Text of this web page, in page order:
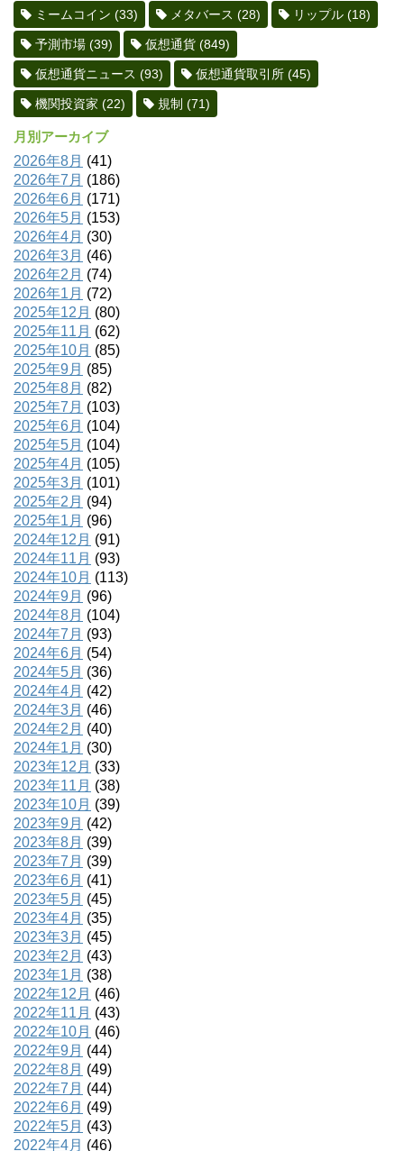
ミームコイン (33) メタバース (28) リップル (18)
予測市場 (39) 仮想通貨 (849)
仮想通貨ニュース (93) 仮想通貨取引所 (45)
機関投資家 (22) 規制 (71)
月別アーカイブ
2026年8月 (41)
2026年7月 (186)
2026年6月 (171)
2026年5月 (153)
2026年4月 (30)
2026年3月 (46)
2026年2月 (74)
2026年1月 (72)
2025年12月 (80)
2025年11月 (62)
2025年10月 (85)
2025年9月 (85)
2025年8月 (82)
2025年7月 (103)
2025年6月 (104)
2025年5月 (104)
2025年4月 (105)
2025年3月 (101)
2025年2月 (94)
2025年1月 (96)
2024年12月 (91)
2024年11月 (93)
2024年10月 (113)
2024年9月 (96)
2024年8月 (104)
2024年7月 (93)
2024年6月 (54)
2024年5月 (36)
2024年4月 (42)
2024年3月 (46)
2024年2月 (40)
2024年1月 (30)
2023年12月 (33)
2023年11月 (38)
2023年10月 (39)
2023年9月 (42)
2023年8月 (39)
2023年7月 (39)
2023年6月 (41)
2023年5月 (45)
2023年4月 (35)
2023年3月 (45)
2023年2月 (43)
2023年1月 (38)
2022年12月 (46)
2022年11月 (43)
2022年10月 (46)
2022年9月 (44)
2022年8月 (49)
2022年7月 (44)
2022年6月 (49)
2022年5月 (43)
2022年4月 (46)